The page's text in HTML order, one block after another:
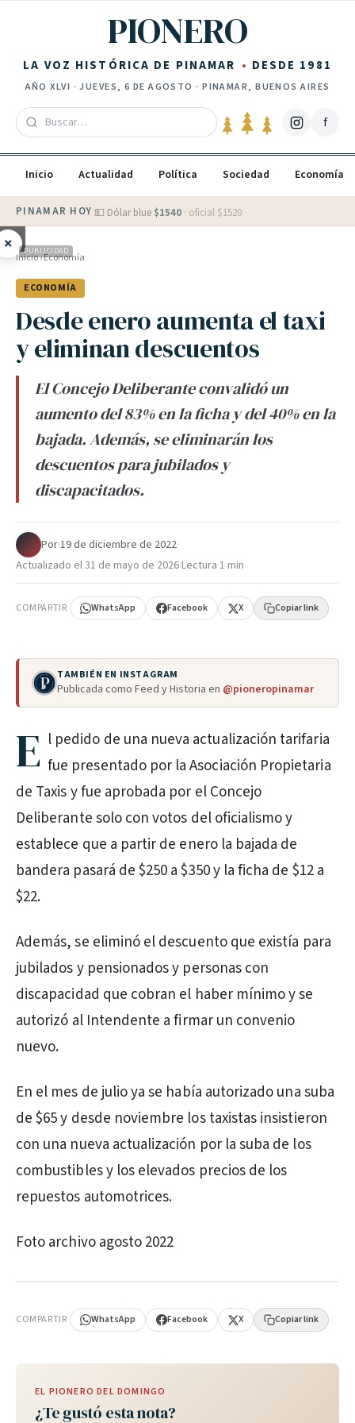
PIONERO
LA VOZ HISTÓRICA DE PINAMAR DESDE 1981
AÑOXLVI ·JUEVES, 6 DE AGOSTO · PINAMAR, BUENOS AIRES
f
Inicio Actualidad Política Sociedad Economía
PINAMAR HOY·💵 Dólar blue $1540 · oficial $1520
× PUBLICIDAD
Inicio›Economía
ECONOMÍA
Desde enero aumenta el taxi
y eliminan descuentos
El Concejo Deliberante convalidó un
aumento del 83% en la ficha y del 40% en la
bajada. Además, se eliminarán los
descuentos para jubilados y
discapacitados.
Por·19 de diciembre de 2022·
Actualizado el31 de mayo de 2026·Lectura 1 min
COMPARTIR WhatsApp Facebook X Copiar link
TAMBIÉN EN INSTAGRAM
Publicada como Feed y Historia en @pioneropinamar
E l pedido de una nueva actualización tarifaria
fue presentado por la Asociación Propietaria
de Taxis y fue aprobada por el Concejo
Deliberante solo con votos del oficialismo y
establece que a partir de enero la bajada de
bandera pasará de $250 a $350 y la ficha de $12 a
$22.
Además, se eliminó el descuento que existía para
jubilados y pensionados y personas con
discapacidad que cobran el haber mínimo y se
autorizó al Intendente a firmar un convenio
nuevo.
En el mes de julio ya se había autorizado una suba
de $65 y desde noviembre los taxistas insistieron
con una nueva actualización por la suba de los
combustibles y los elevados precios de los
repuestos automotrices.
Foto archivo agosto 2022
COMPARTIR WhatsApp Facebook X Copiar link
EL PIONERO DEL DOMINGO
¿Te gustó esta nota?